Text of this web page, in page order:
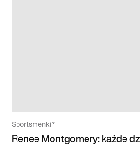
Sportsmenki*
Renee Montgomery: każde